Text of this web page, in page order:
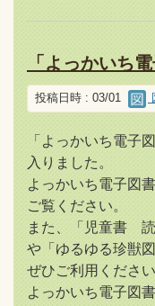
投稿日時 : 03/01
「よっかいち電子
入りました。
よっかいち電子図
ご覧ください。
また、「児童書 読
や「ゆるゆる珍獣
ぜひご利用ください
よっかいち電子図